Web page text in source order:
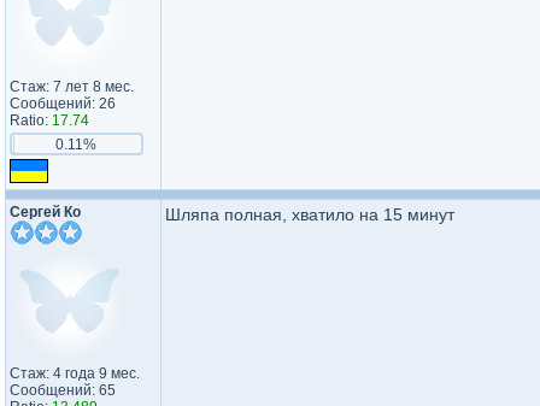
Стаж: 7 лет 8 мес.
Сообщений: 26
Ratio: 17.74
0.11%
Сергей Ко
Стаж: 4 года 9 мес.
Сообщений: 65
Шляпа полная, хватило на 15 минут